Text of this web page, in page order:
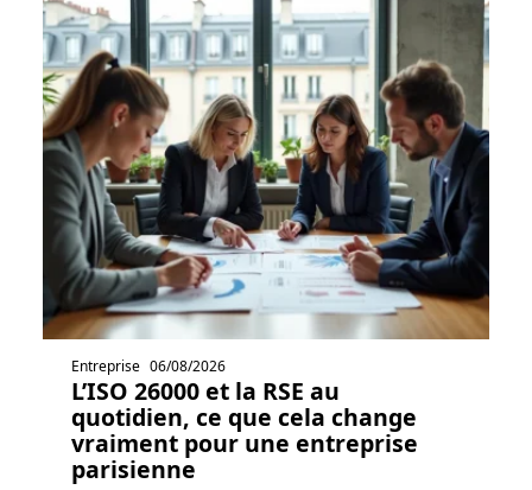
Entreprise 06/08/2026
L’ISO 26000 et la RSE au
quotidien, ce que cela change
vraiment pour une entreprise
parisienne